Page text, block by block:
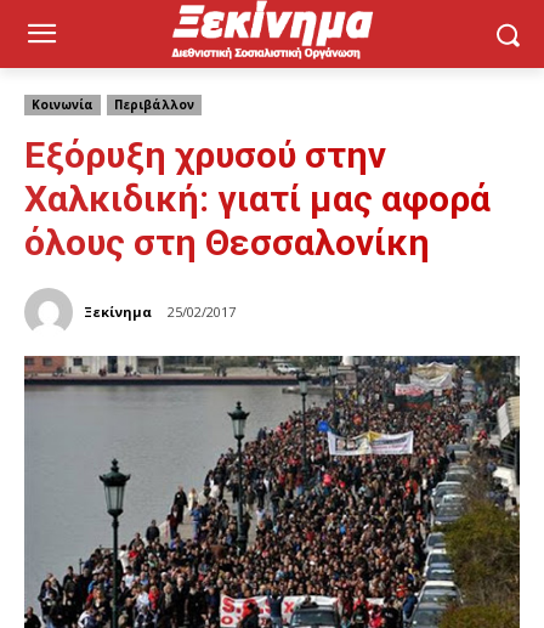
Κοινωνία Περιβάλλον
Εξόρυξη χρυσού στην
Χαλκιδική: γιατί μας αφορά
όλους στη Θεσσαλονίκη
Ξεκίνημα 25/02/2017